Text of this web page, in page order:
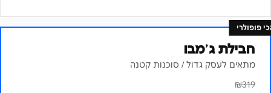
פופולרי
חבילת ג׳מבו
מתאים לעסק גדול / סוכנות קטנה
₪319